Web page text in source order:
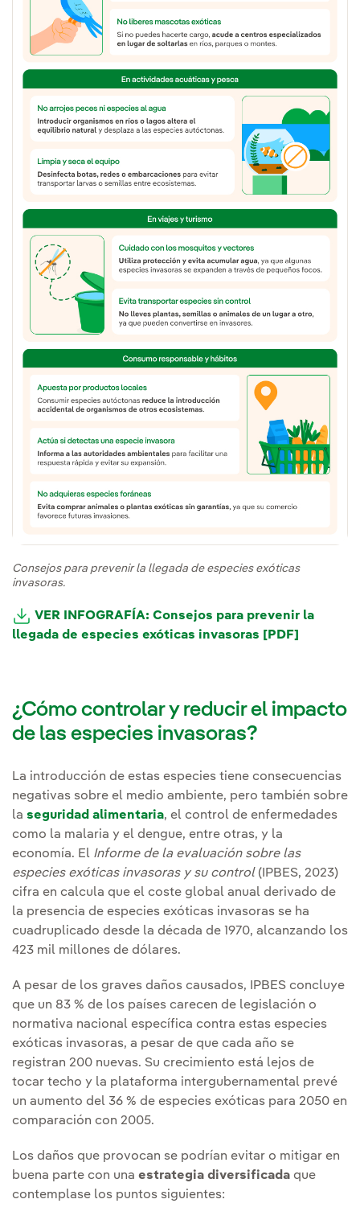
Consejos para prevenir la llegada de especies exóticas
invasoras.
VER INFOGRAFÍA: Consejos para prevenir la
llegada de especies exóticas invasoras [PDF]
¿Cómo controlar y reducir el impacto
de las especies invasoras?
La introducción de estas especies tiene consecuencias
negativas sobre el medio ambiente, pero también sobre
la seguridad alimentaria, el control de enfermedades
como la malaria y el dengue, entre otras, y la
economía. El Informe de la evaluación sobre las
especies exóticas invasoras y su control (IPBES, 2023)
cifra en calcula que el coste global anual derivado de
la presencia de especies exóticas invasoras se ha
cuadruplicado desde la década de 1970, alcanzando los
423 mil millones de dólares.
A pesar de los graves daños causados, IPBES concluye
que un 83 % de los países carecen de legislación o
normativa nacional específica contra estas especies
exóticas invasoras, a pesar de que cada año se
registran 200 nuevas. Su crecimiento está lejos de
tocar techo y la plataforma intergubernamental prevé
un aumento del 36 % de especies exóticas para 2050 en
comparación con 2005.
Los daños que provocan se podrían evitar o mitigar en
buena parte con una estrategia diversificada que
contemplase los puntos siguientes: